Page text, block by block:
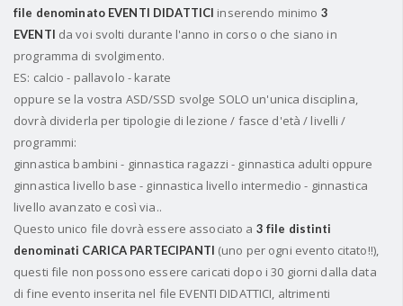
file denominato EVENTI DIDATTICI inserendo minimo 3
EVENTI da voi svolti durante l'anno in corso o che siano in
programma di svolgimento.
ES: calcio - pallavolo - karate
oppure se la vostra ASD/SSD svolge SOLO un'unica disciplina,
dovrà dividerla per tipologie di lezione / fasce d'età / livelli /
programmi:
ginnastica bambini - ginnastica ragazzi - ginnastica adulti oppure
ginnastica livello base - ginnastica livello intermedio - ginnastica
livello avanzato e così via..
Questo unico file dovrà essere associato a 3 file distinti
denominati CARICA PARTECIPANTI (uno per ogni evento citato!!),
questi file non possono essere caricati dopo i 30 giorni dalla data
di fine evento inserita nel file EVENTI DIDATTICI, altrimenti